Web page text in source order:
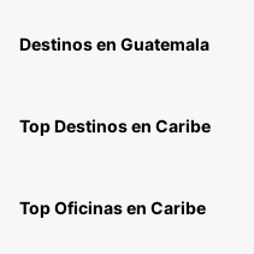
Destinos en Guatemala
Top Destinos en Caribe
Top Oficinas en Caribe